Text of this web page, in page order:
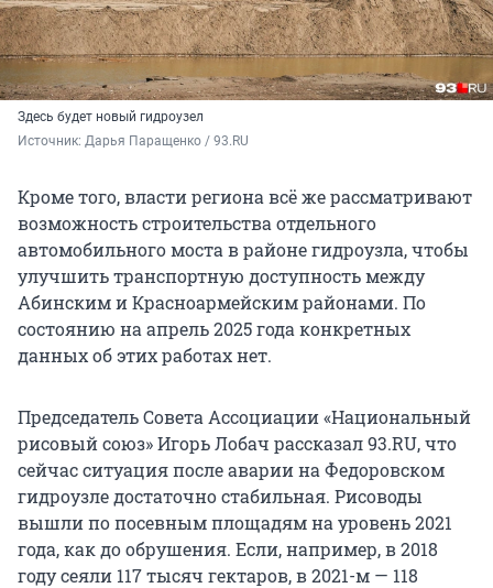
Здесь будет новый гидроузел
Источник: Дарья Паращенко / 93.RU
Кроме того, власти региона всё же рассматривают
возможность строительства отдельного
автомобильного моста в районе гидроузла, чтобы
улучшить транспортную доступность между
Абинским и Красноармейским районами. По
состоянию на апрель 2025 года конкретных
данных об этих работах нет.
Председатель Совета Ассоциации «Национальный
рисовый союз» Игорь Лобач рассказал 93.RU, что
сейчас ситуация после аварии на Федоровском
гидроузле достаточно стабильная. Рисоводы
вышли по посевным площадям на уровень 2021
года, как до обрушения. Если, например, в 2018
году сеяли 117 тысяч гектаров, в 2021-м — 118